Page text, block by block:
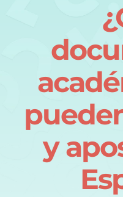
y